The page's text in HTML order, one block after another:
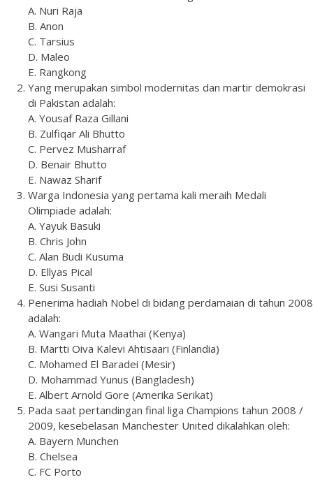
A. Nuri Raja
B. Anon
C. Tarsius
D. Maleo
E. Rangkong
Yang merupakan simbol modernitas dan martir demokrasi
di Pakistan adalah:
A. Yousaf Raza Gillani
B. Zulfiqar Ali Bhutto
C. Pervez Musharraf
D. Benair Bhutto
E. Nawaz Sharif
Warga Indonesia yang pertama kali meraih Medali
Olimpiade adalah:
A. Yayuk Basuki
B. Chris John
C. Alan Budi Kusuma
D. Ellyas Pical
E. Susi Susanti
Penerima hadiah Nobel di bidang perdamaian di tahun 2008
adalah:
A. Wangari Muta Maathai (Kenya)
B. Martti Oiva Kalevi Ahtisaari (Finlandia)
C. Mohamed El Baradei (Mesir)
D. Mohammad Yunus (Bangladesh)
E. Albert Arnold Gore (Amerika Serikat)
Pada saat pertandingan final liga Champions tahun 2008 /
2009, kesebelasan Manchester United dikalahkan oleh:
A. Bayern Munchen
B. Chelsea
C. FC Porto